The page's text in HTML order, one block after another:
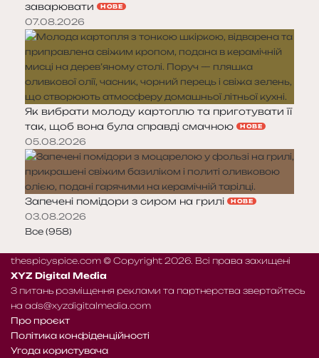
заварювати
НОВЕ
07.08.2026
Як вибрати молоду картоплю та приготувати її
так, щоб вона була справді смачною
НОВЕ
05.08.2026
Запечені помідори з сиром на грилі НОВЕ
03.08.2026
Все (958)
thespicyspice.com © Copyright 2026. Всі права захищені
XYZ Digital Media
З питань розміщення реклами та партнерства звертайтесь
на ads@xyzdigitalmedia.com
Про проєкт
Політика конфіденційності
Угода користувача